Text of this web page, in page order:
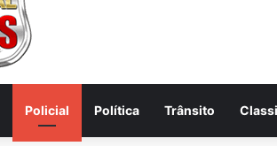
Policial Política Trânsito